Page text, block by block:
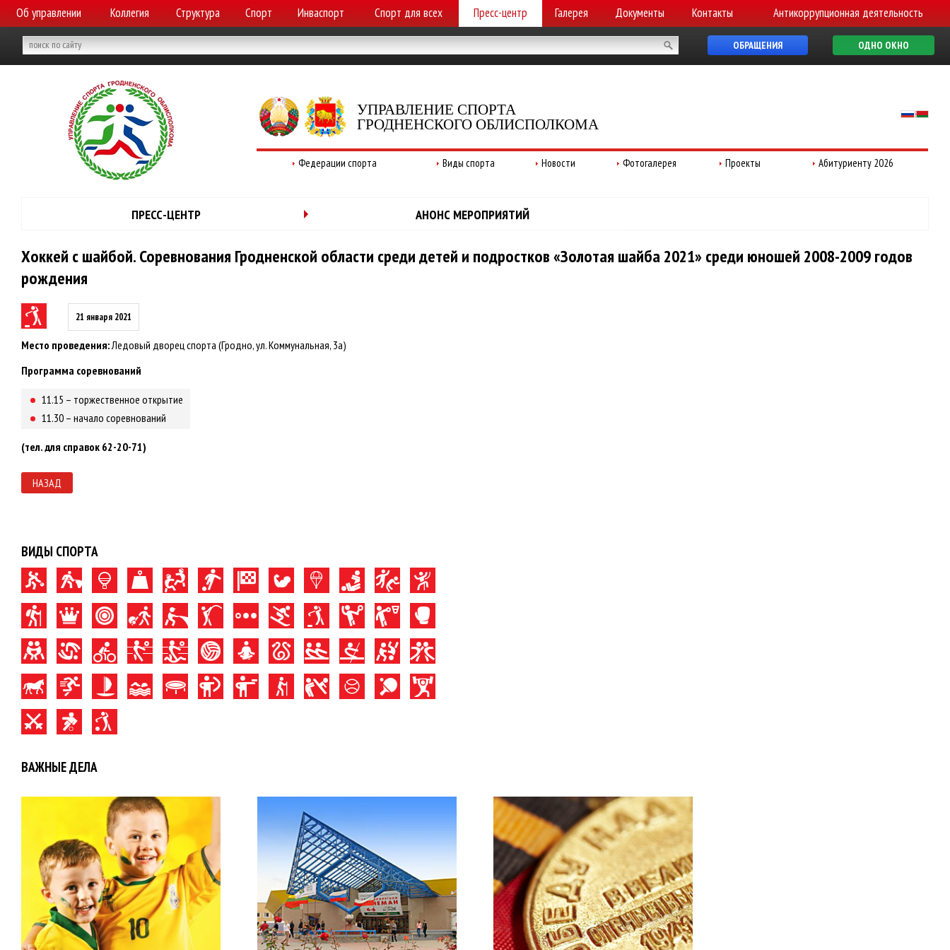
Об управлении Коллегия Структура Спорт Инваспорт Спорт для всех Пресс-центр Галерея Документы Контакты Антикоррупционная деятельность
ОБРАЩЕНИЯ ОДНО ОКНО
УПРАВЛЕНИЕ СПОРТА
ГРОДНЕНСКОГО ОБЛИСПОЛКОМА
Федерации спорта Виды спорта Новости Фотогалерея Проекты Абитуриенту 2026
ПРЕСС-ЦЕНТР АНОНС МЕРОПРИЯТИЙ
Хоккей с шайбой. Соревнования Гродненской области среди детей и подростков «Золотая шайба 2021» среди юношей 2008-2009 годов
рождения
21 января 2021
Место проведения:Ледовый дворец спорта (Гродно, ул. Коммунальная, 3а)
Программа соревнований
11.15 – торжественное открытие
11.30 – начало соревнований
(тел. для справок 62-20-71)
НАЗАД
ВИДЫ СПОРТА
ВАЖНЫЕ ДЕЛА